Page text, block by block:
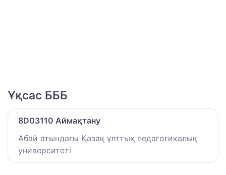
Ұқсас БББ
8D03110 Аймақтану
Абай атындағы Қазақ ұлттық педагогикалық
университеті